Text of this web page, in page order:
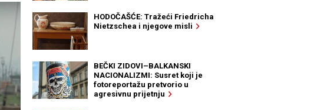
HODOČAŠĆE: Tražeći Friedricha
Nietzschea i njegove misli
BEČKI ZIDOVI–BALKANSKI
NACIONALIZMI: Susret koji je
fotoreportažu pretvorio u
agresivnu prijetnju